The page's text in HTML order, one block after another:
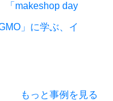
「makeshop day
」に学ぶ、イ
もっと事例を見る